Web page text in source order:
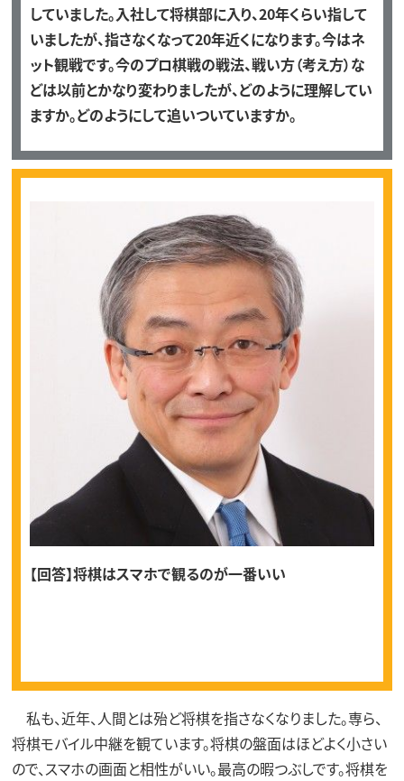
していました。入社して将棋部に入り、20年くらい指して
いましたが、指さなくなって20年近くになります。今はネ
ット観戦です。今のプロ棋戦の戦法、戦い方（考え方）な
どは以前とかなり変わりましたが、どのように理解してい
ますか。どのようにして追いついていますか。
【回答】将棋はスマホで観るのが一番いい
私も、近年、人間とは殆ど将棋を指さなくなりました。専ら、
将棋モバイル中継を観ています。将棋の盤面はほどよく小さい
ので、スマホの画面と相性がいい。最高の暇つぶしです。将棋を